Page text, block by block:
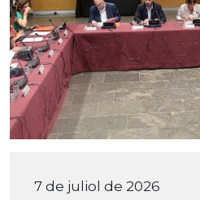
7 de juliol de 2026